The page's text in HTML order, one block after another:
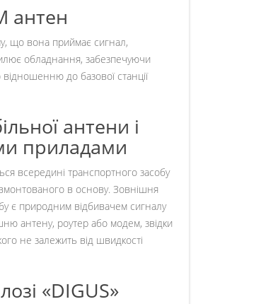
антен
що вона приймає сигнал,
обладнання, забезпечуючи
відношенню до базової станції
антени і
приладами
всередині транспортного засобу
в основу. Зовнішня
є природним відбивачем сигналу
антену, роутер або модем, звідки
не залежить від швидкості
«DIGUS»